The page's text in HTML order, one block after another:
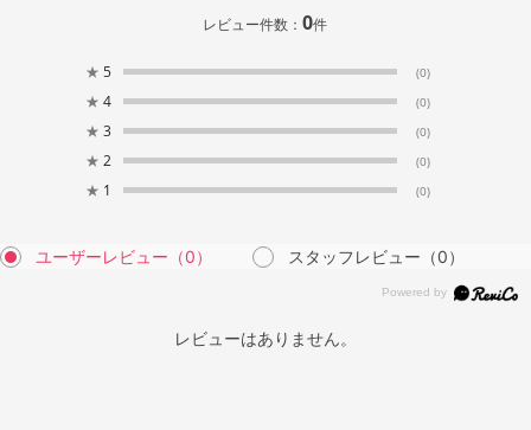
レビュー件数：0件
★ 5 (0)
★ 4 (0)
★ 3 (0)
★ 2 (0)
★ 1 (0)
ユーザーレビュー （0） スタッフレビュー （0）
レビューはありません。